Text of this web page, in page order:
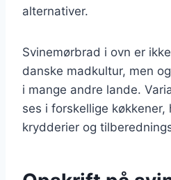
alternativer.
Svinemørbrad i ovn er
danske madkultur, men
i mange andre lande.
ses i forskellige køkkener,
krydderier og